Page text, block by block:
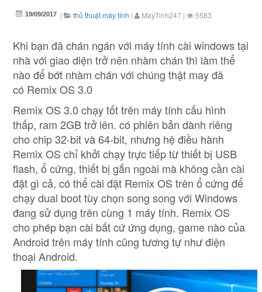
19/09/2017 | thủ thuật máy tính | MayTinh247 | 5583
Khi bạn đã chán ngán với máy tính cài windows tại
nhà với giao diện trở nên nhàm chán thì làm thể
nào để bớt nhàm chán với chúng thật may đã
có Remix OS 3.0
Remix OS 3.0 chạy tốt trên máy tính cấu hình
thấp, ram 2GB trở lên. có phiên bản dành riêng
cho chip 32-bit và 64-bit, nhưng hệ điều hành
Remix OS chỉ khởi chạy trực tiếp từ thiết bị USB
flash, ổ cứng, thiết bị gắn ngoài mà không cần cài
đặt gì cả, có thể cài đặt Remix OS trên ổ cứng để
chạy dual boot tùy chọn song song với Windows
đang sử dụng trên cùng 1 máy tính. Remix OS
cho phép bạn cài bất cứ ứng dụng, game nào của
Android trên máy tính cũng tương tự như điện
thoại Android.